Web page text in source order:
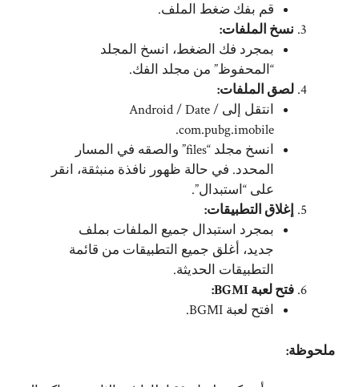
قم بفك ضغط الملف.
نسخ الملفات:
بمجرد فك الضغط، انسخ المجلد
“المحفوظ” من مجلد الفك.
لصق الملفات:
انتقل إلى Android / Date /
com.pubg.imobile.
انسخ مجلد “files” والصقه في المسار
المحدد. في حالة ظهور نافذة منبثقة، انقر
على “استبدال”.
إغلاق التطبيقات:
بمجرد استبدال جميع الملفات بملف
جديد، أغلق جميع التطبيقات من قائمة
التطبيقات الحديثة.
فتح لعبة BGMI:
افتح لعبة BGMI.
ملحوظة: